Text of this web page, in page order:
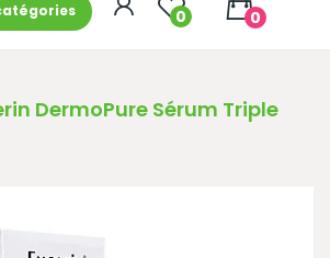
0 0
DermoPure Sérum Triple